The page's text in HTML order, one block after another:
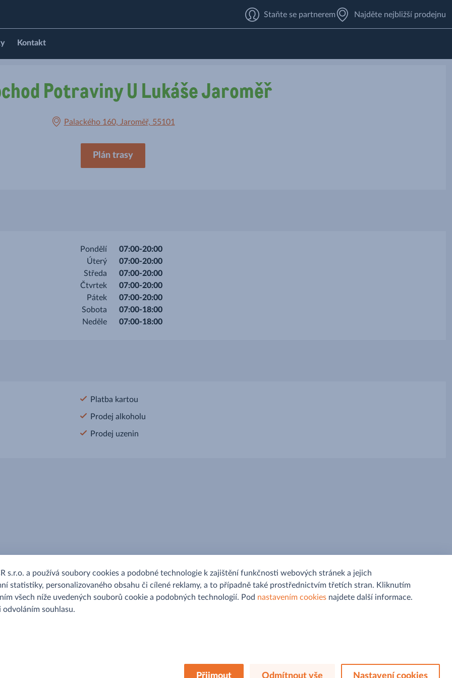
Staňte se partnerem Najděte nejbližší prodejnu
Kontakt
Potraviny U Lukáše Jaroměř
Palackého 160, Jaroměř, 55101
Plán trasy
Pondělí
Úterý
Středa
Čtvrtek
Pátek
Sobota
Neděle
07:00-20:00
07:00-20:00
07:00-20:00
07:00-20:00
07:00-20:00
07:00-18:00
07:00-18:00
Platba kartou
Prodej alkoholu
Prodej uzenin
s.r.o. a používá soubory cookies a podobné technologie k zajištění funkčnosti webových stránek a jejich
statistiky, personalizovaného obsahu či cílené reklamy, a to případně také prostřednictvím třetích stran. Kliknutím
všech níže uvedených souborů cookie a podobných technologií. Pod nastavením cookies najdete další informace.
souhlasu.
Přijmout Odmítnout vše Nastavení cookies
Sledujte nás na